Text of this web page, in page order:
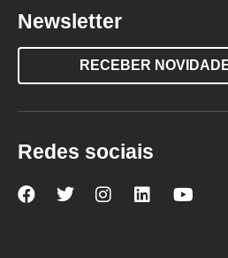
Newsletter
RECEBER
Redes sociais
NovaNova Nova Nova